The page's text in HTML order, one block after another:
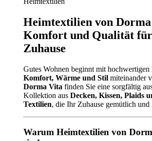
Heimtextilien von
Komfort und Qualität
Zuhause
Gutes Wohnen beginnt mit hochwertigen
Komfort, Wärme und Stil miteinander
Dorma Vita finden Sie eine sorgfältig
Kollektion aus Decken, Kissen, Plaids
Textilien, die Ihr Zuhause gemütlich
Warum Heimtextilien von